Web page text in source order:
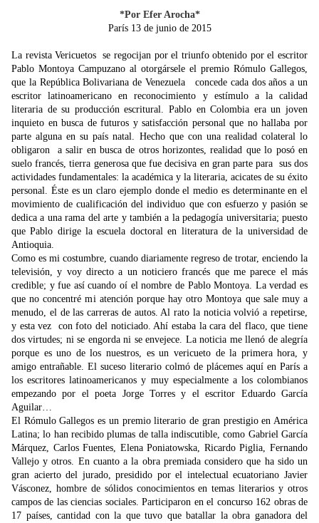
*Por Efer Arocha*
París 13 de junio de 2015
La revista Vericuetos se regocijan por el triunfo obtenido por el escritor
Pablo Montoya Campuzano al otorgársele el premio Rómulo Gallegos,
que la República Bolivariana de Venezuela concede cada dos años a un
escritor latinoamericano en reconocimiento y estímulo a la calidad
literaria de su producción escritural. Pablo en Colombia era un joven
inquieto en busca de futuros y satisfacción personal que no hallaba por
parte alguna en su país natal. Hecho que con una realidad colateral lo
obligaron a salir en busca de otros horizontes, realidad que lo posó en
suelo francés, tierra generosa que fue decisiva en gran parte para sus dos
actividades fundamentales: la académica y la literaria, acicates de su éxito
personal. Éste es un claro ejemplo donde el medio es determinante en el
movimiento de cualificación del individuo que con esfuerzo y pasión se
dedica a una rama del arte y también a la pedagogía universitaria; puesto
que Pablo dirige la escuela doctoral en literatura de la universidad de
Antioquia.
Como es mi costumbre, cuando diariamente regreso de trotar, enciendo la
televisión, y voy directo a un noticiero francés que me parece el más
credible; y fue así cuando oí el nombre de Pablo Montoya. La verdad es
que no concentré mi atención porque hay otro Montoya que sale muy a
menudo, el de las carreras de autos. Al rato la noticia volvió a repetirse,
y esta vez con foto del noticiado. Ahí estaba la cara del flaco, que tiene
dos virtudes; ni se engorda ni se envejece. La noticia me llenó de alegría
porque es uno de los nuestros, es un vericueto de la primera hora, y
amigo entrañable. El suceso literario colmó de plácemes aquí en París a
los escritores latinoamericanos y muy especialmente a los colombianos
empezando por el poeta Jorge Torres y el escritor Eduardo García
Aguilar…
El Rómulo Gallegos es un premio literario de gran prestigio en América
Latina; lo han recibido plumas de talla indiscutible, como Gabriel García
Márquez, Carlos Fuentes, Elena Poniatowska, Ricardo Piglia, Fernando
Vallejo y otros. En cuanto a la obra premiada considero que ha sido un
gran acierto del jurado, presidido por el intelectual ecuatoriano Javier
Vásconez, hombre de sólidos conocimientos en temas literarios y otros
campos de las ciencias sociales. Participaron en el concurso 162 obras de
17 países, cantidad con la que tuvo que batallar la obra ganadora del